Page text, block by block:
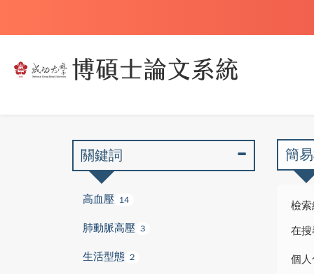
簡
檢
在
個
關鍵詞
高血壓 14
肺動脈高壓 3
生活型態 2